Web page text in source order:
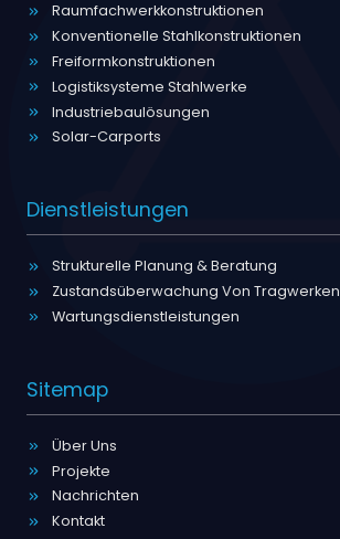
Raumfachwerkkonstruktionen
Konventionelle Stahlkonstruktionen
Freiformkonstruktionen
Logistiksysteme Stahlwerke
Industriebaulösungen
Solar-Carports
Dienstleistungen
Strukturelle Planung & Beratung
Zustandsüberwachung Von Tragwerken
Wartungsdienstleistungen
Sitemap
Über Uns
Projekte
Nachrichten
Kontakt